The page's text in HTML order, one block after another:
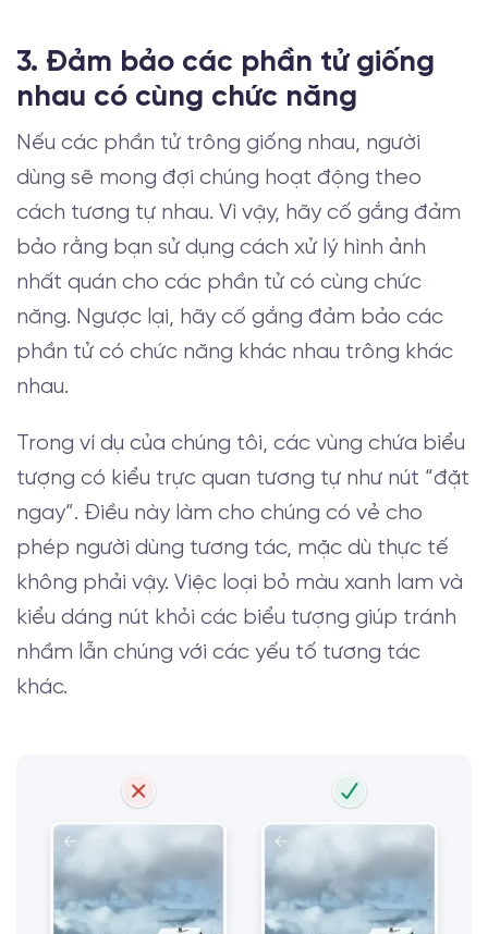
3. Đảm bảo các phần tử giống
nhau có cùng chức năng
Nếu các phần tử trông giống nhau, người
dùng sẽ mong đợi chúng hoạt động theo
cách tương tự nhau. Vì vậy, hãy cố gắng đảm
bảo rằng bạn sử dụng cách xử lý hình ảnh
nhất quán cho các phần tử có cùng chức
năng. Ngược lại, hãy cố gắng đảm bảo các
phần tử có chức năng khác nhau trông khác
nhau.
Trong ví dụ của chúng tôi, các vùng chứa biểu
tượng có kiểu trực quan tương tự như nút “đặt
ngay”. Điều này làm cho chúng có vẻ cho
phép người dùng tương tác, mặc dù thực tế
không phải vậy. Việc loại bỏ màu xanh lam và
kiểu dáng nút khỏi các biểu tượng giúp tránh
nhầm lẫn chúng với các yếu tố tương tác
khác.